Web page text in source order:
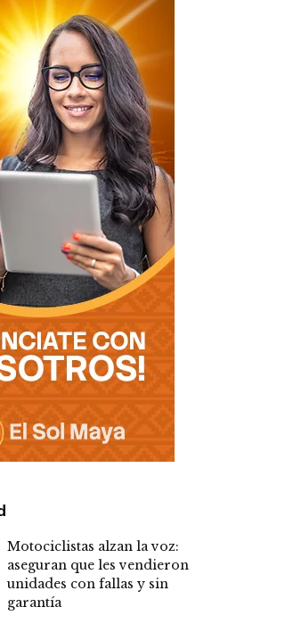
Motociclistas alzan la voz:
aseguran que les vendieron
unidades con fallas y sin
garantía